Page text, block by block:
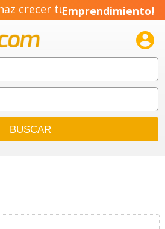
crecer tuEmprendimiento!
